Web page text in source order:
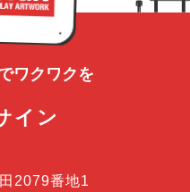
ワクワクを
イン
2079番地1